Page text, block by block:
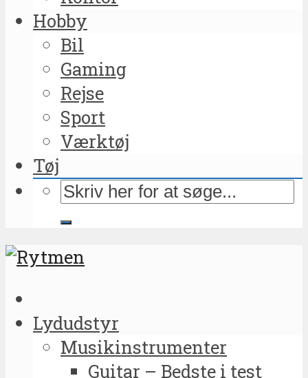
Hobby
Bil
Gaming
Rejse
Sport
Værktøj
Tøj
Lydudstyr
Musikinstrumenter
Guitar – Bedste i test